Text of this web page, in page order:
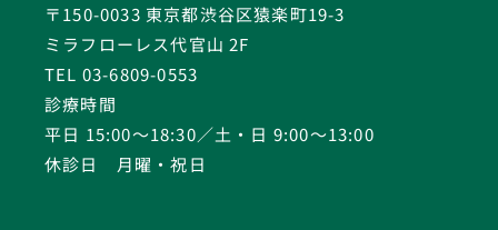
〒150-0033 東京都渋谷区猿楽町19-3
ミラフローレス代官山 2F
TEL 03-6809-0553
診療時間
平日 15:00〜18:30／土・日 9:00〜13:00
休診日 月曜・祝日